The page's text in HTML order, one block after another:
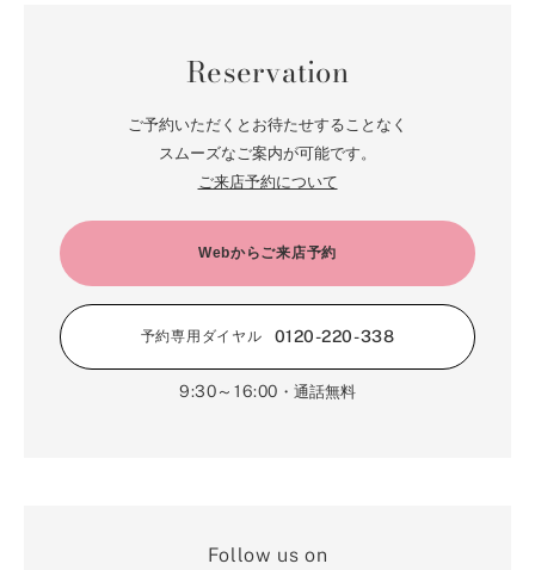
Reservation
ご予約いただくとお待たせすることなく
スムーズなご案内が可能です。
ご来店予約について
Webからご来店予約
予約専用ダイヤル 0120-220-338
9:30～16:00 ・通話無料
Follow us on